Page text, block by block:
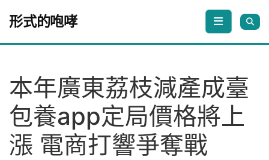
形式的咆哮
本年廣東荔枝減產成臺
包養app定局價格將上
漲 電商打響爭奪戰